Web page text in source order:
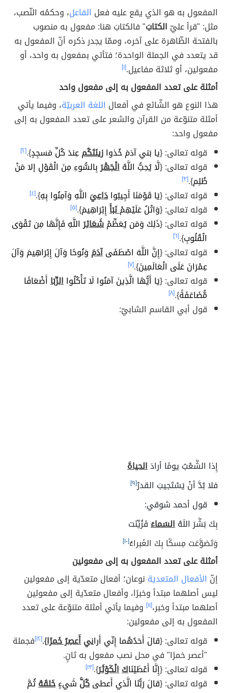
المفعول به هو الذي يقع عليه فعل الفاعل، وحكمُه النّصب،
مثل: "قرأ عليّ الكتابَ" فالكتابَ هنا: مفعول به منصوب
بالفتحة الظّاهرة على آخره، وممّا يجدر ذكره أنّ المفعول به
قد يتعدد في الجملة الواحدة؛ فتأتي بمفعول به واحد، أو
مفعولين، أو ثلاثة مفاعيل.[١]
أمثلة على تعدد المفعول به إلى مفعول واحد
هذا النوع هو الشّائع في أفعال اللغة العربيّة، وفيما يأتي
أمثلة متنوّعة من القرآن والشعر على تعدد المفعول به إلى
مفعول واحد:
قوله تعالى: {يا بَني آدَمَ خُذوازينَتَكُمعِندَ كُلِّ مَسجِدٍ}.[٢]
قوله تعالى: {لَّا يُحِبُّ اللَّهُالْجَهْرَبِالسُّوءِ مِنَ الْقَوْلِ إلا مَنْ
ظُلِم}.[٣]
قوله تعالى: {يَا قَوْمَنَا أَجِيبُوادَاعِيَ اللَّهِ وَآمِنُوا بِهِ}.[٤]
قوله تعالى: {وَاتْلُ عَلَيْهِمْنَبَأَإِبْرَاهِيمَ}.[٥]
قوله تعالى: {ذَلِكَ وَمَن يُعَظِّمْشَعَائِرَاللَّهِ فَإِنَّهَا مِن تَقْوَى
الْقُلُوبِ}.[٦]
قوله تعالى: {إِنَّ اللَّهَ اصْطَفَىآدَمَ وَنُوحًا وَآلَ إِبْرَاهِيمَ وَآلَ
عِمْرَانَ عَلَى الْعَالَمِينَ}.[٧]
قوله تعالى: {يَا أَيُّهَا الَّذِينَ آمَنُوا لَا تَأْكُلُواالرِّبَاأَضْعَافًا
مُّضَاعَفَةً}.[٨]
قول أبي القاسم الشابيّ:
إِذا الشَّعْبُ يومًا أرادَالحياةَ
فلا بُدَّ أنْ يَسْتَجيبَ القدرْ[٩]
قول أحمد شوقي:
بِكَ بَشَّرَ اللَهُالسَماءَفَزُيِّنَت
وَتَضوَّعَت مِسكًا بِكَ الغَبراءُ[١٠]
أمثلة على تعدد المفعول به إلى مفعولين
إنّ الأفعال المتعدية نوعان؛ أفعال متعدّية إلى مفعولين
ليس أصلهما مبتدأ وخبرًا، وأفعال متعدّية إلى مفعولين
أصلهما مبتدأ وخبر،[١١]
وفيما يأتي أمثلة متنوّعة على تعدد
المفعول به إلى مفعولين:
قوله تعالى: {قالَ أَحَدُهُما إِنّي أَرانيأَعصِرُ خَمرًا}
.[١٢] فجملة
"أعصر خمرًا" في محل نصب مفعول به ثانٍ.
قوله تعالى: {إِنَّا أَعْطَيْنَاكَالْكَوْثَرَ}.[١٣]
قوله تعالى: {قالَ رَبُّنَا الَّذي أَعطىكُلَّ شَيءٍخَلقَهُثُمَّ